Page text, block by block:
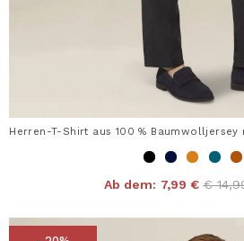
Herren-T-Shirt aus 100 %
Ab dem: 7,99 € Price
€